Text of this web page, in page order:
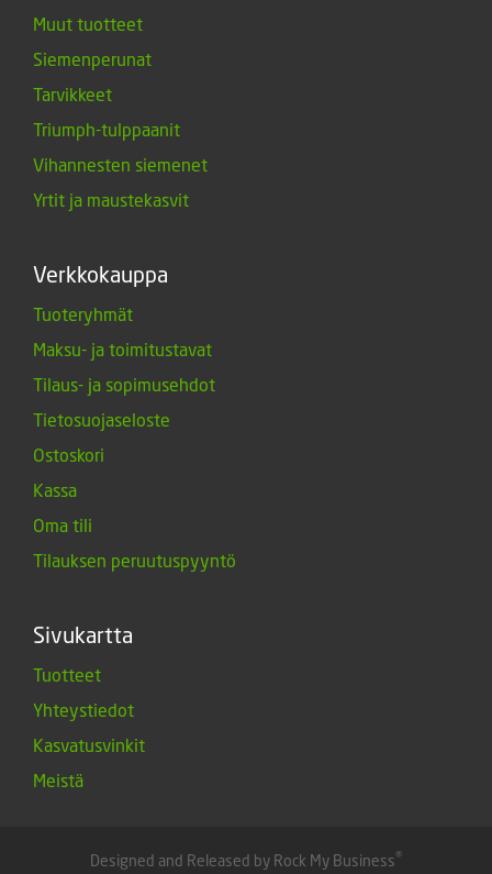
Muut tuotteet
Siemenperunat
Tarvikkeet
Triumph-tulppaanit
Vihannesten siemenet
Yrtit ja maustekasvit
Verkkokauppa
Tuoteryhmät
Maksu- ja toimitustavat
Tilaus- ja sopimusehdot
Tietosuojaseloste
Ostoskori
Kassa
Oma tili
Tilauksen peruutuspyyntö
Sivukartta
Tuotteet
Yhteystiedot
Kasvatusvinkit
Meistä
Designed and Released by Rock My Business®